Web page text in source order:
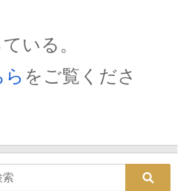
いる。
ら をご覧くださ